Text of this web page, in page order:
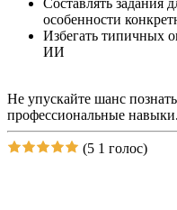
особенности
Избегать типичных
ИИ
Не упускайте шанс
профессиональные навыки.
(5 1 голос)